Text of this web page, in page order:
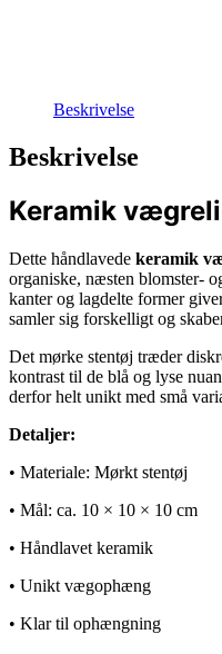
Beskrivelse
Beskrivelse
Keramik
Dette håndlavede keramik
organiske, næsten blomster-
kanter og lagdelte former
samler sig forskelligt og
Det mørke stentøj træder
kontrast til de blå og lyse
derfor helt unikt med små
Detaljer:
• Materiale: Mørkt stentøj
• Mål: ca. 10 × 10 × 10 cm
• Håndlavet keramik
• Unikt vægophæng
• Klar til ophængning